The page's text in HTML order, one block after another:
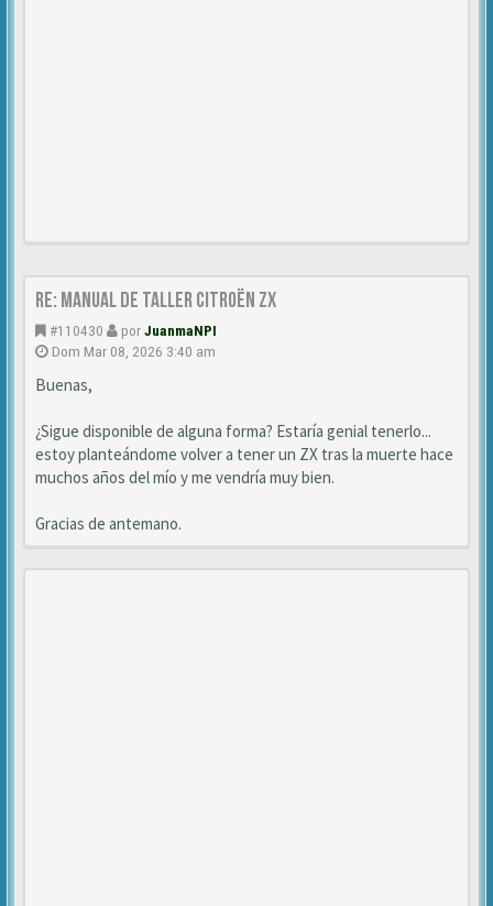
Re: Manual de Taller Citroën ZX
#110430 porJuanmaNPI
Dom Mar 08, 2026 3:40 am
Buenas,
¿Sigue disponible de alguna forma? Estaría genial tenerlo...
estoy planteándome volver a tener un ZX tras la muerte hace
muchos años del mío y me vendría muy bien.
Gracias de antemano.